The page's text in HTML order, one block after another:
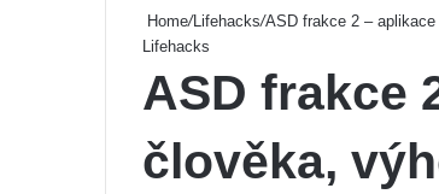
Home/Lifehacks/ASD frakce 2 –
Lifehacks
ASD frakce
člověka,